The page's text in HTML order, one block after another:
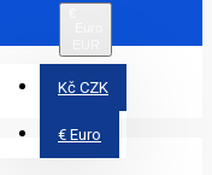
Kč CZK
€ Euro